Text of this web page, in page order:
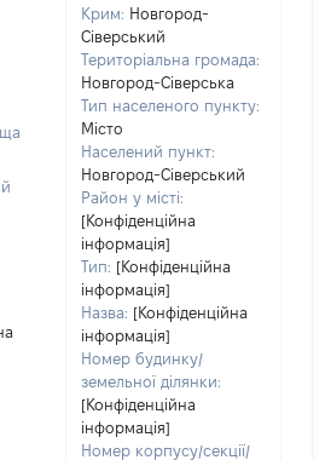
Крим: Новгород-
Сіверський
Територіальна громада:
Новгород-Сіверська
Тип населеного пункту:
Місто
Населений пункт:
Новгород-Сіверський
Район у місті:
[Конфіденційна
інформація]
Тип: [Конфіденційна
інформація]
Назва: [Конфіденційна
інформація]
Номер будинку/
земельної ділянки:
[Конфіденційна
інформація]
Номер корпусу/секції/